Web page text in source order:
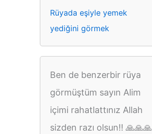
Rüyada eşiyle yemek
yediğini görmek
Ben de benzerbir rüya
görmüştüm sayın Alim
içimi rahatlattınız Allah
sizden razı olsun!! 🙏🙏🙏